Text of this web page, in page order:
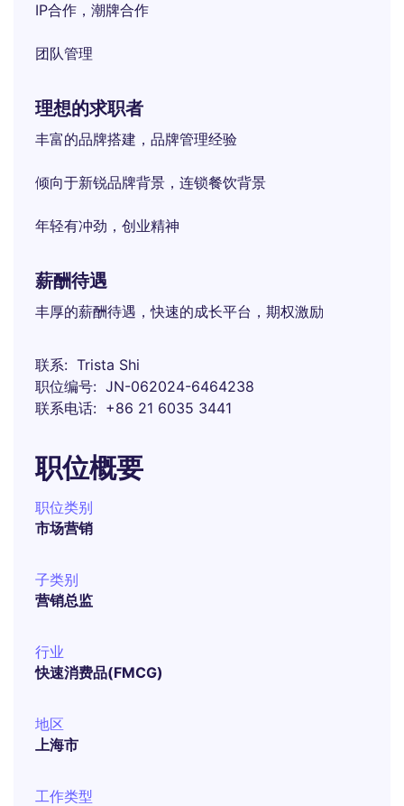
IP合作，潮牌合作
团队管理
理想的求职者
丰富的品牌搭建，品牌管理经验
倾向于新锐品牌背景，连锁餐饮背景
年轻有冲劲，创业精神
薪酬待遇
丰厚的薪酬待遇，快速的成长平台，期权激励
联系
Trista Shi
职位编号
JN-062024-6464238
联系电话
+86 21 6035 3441
职位概要
职位类别
市场营销
子类别
营销总监
行业
快速消费品(FMCG)
地区
上海市
工作类型